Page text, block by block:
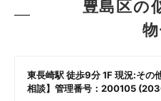
豊島区の
東長崎駅 徒歩9分 1F 現況:その
相談】管理番号：200105